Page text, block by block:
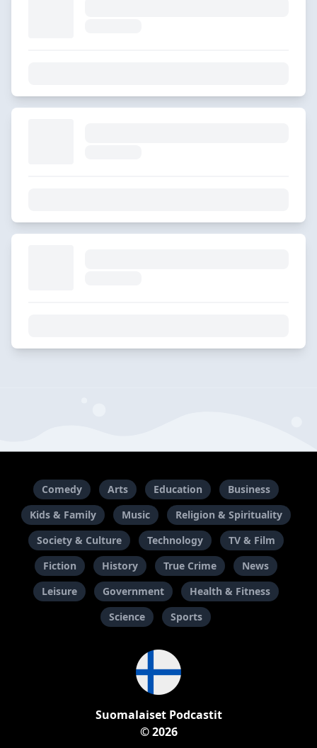
Comedy Arts Education
Business
Kids & Family
Music
Religion & Spirituality
Society & Culture
Technology
TV & Film
Fiction
History True Crime
News
Leisure
Government
Health & Fitness
Science
Sports
Suomalaiset Podcastit
© 2026